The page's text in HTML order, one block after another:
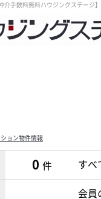
手数料無料ハウジングステージ】
ョン物件情報
0 件 すべ
会員